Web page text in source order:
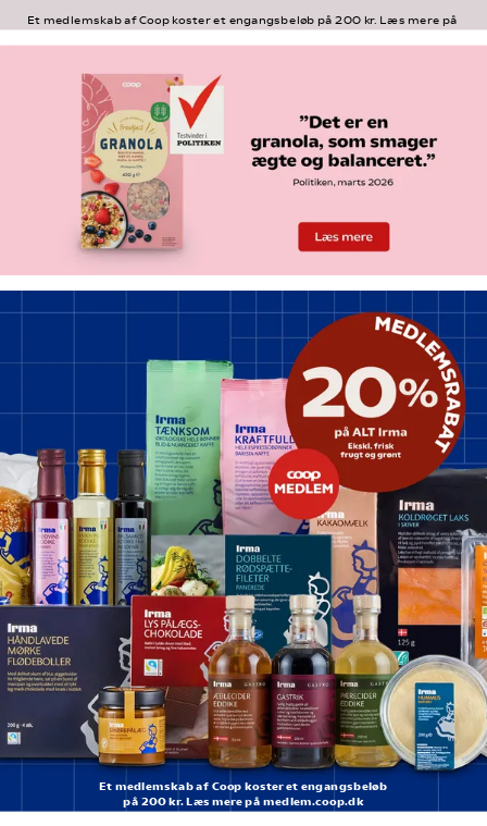
Et medlemskab af Coop koster et engangsbeløb på 200 kr. Læs mere på
Et medlemskab af Coop koster et engangsbeløb
på 200 kr. Læs mere på medlem.coop.dk